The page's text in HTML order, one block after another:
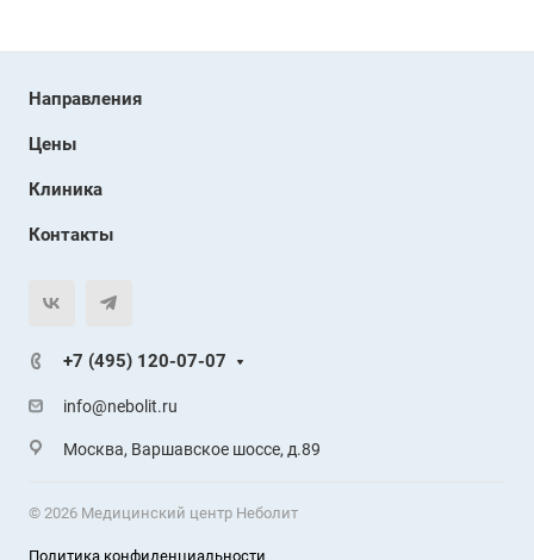
Направления
Цены
Клиника
Контакты
+7 (495) 120-07-07
info@nebolit.ru
Москва, Варшавское шоссе, д.89
© 2026 Медицинский центр Неболит
Политика конфиденциальности